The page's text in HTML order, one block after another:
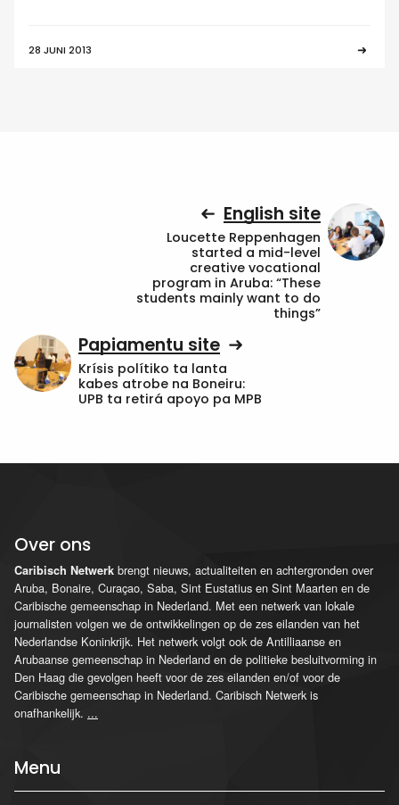
28 JUNI 2013
English site
Loucette Reppenhagen
started a mid-level
creative vocational
program in Aruba: “These
students mainly want to do
things”
Papiamentu site
Krísis polítiko ta lanta
kabes atrobe na Boneiru:
UPB ta retirá apoyo pa MPB
Over ons
Caribisch Netwerk brengt nieuws, actualiteiten en achtergronden over
Aruba, Bonaire, Curaçao, Saba, Sint Eustatius en Sint Maarten en de
Caribische gemeenschap in Nederland. Met een netwerk van lokale
journalisten volgen we de ontwikkelingen op de zes eilanden van het
Nederlandse Koninkrijk. Het netwerk volgt ook de Antilliaanse en
Arubaanse gemeenschap in Nederland en de politieke besluitvorming in
Den Haag die gevolgen heeft voor de zes eilanden en/of voor de
Caribische gemeenschap in Nederland. Caribisch Netwerk is
onafhankelijk. ...
Menu